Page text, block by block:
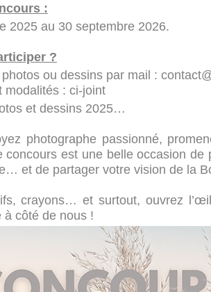
:
2025 au 30 septembre 2026.
?
ou dessins par mail :
modalités : ci-joint
et dessins 2025…
photographe passionné,
concours est une belle occasion de
et de partager votre vision de la
crayons… et surtout, ouvrez
à côté de nous !